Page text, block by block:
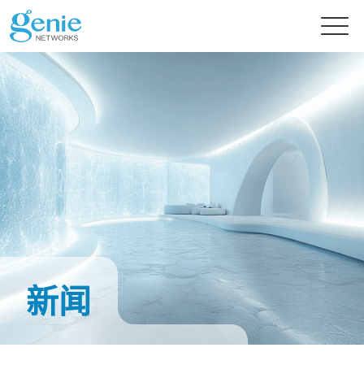
产品
GenieATM系列
GenieATM
深度流量透析与超高速 DDoS 攻击防护
GenieATM FLB
解决方案
AI 驱动网络安全分析
提供智能流量检测的主动式资安防御
内容中心
技术支持
新闻